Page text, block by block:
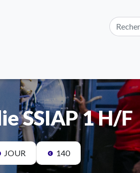
SSIAP 1 H/F
JOUR 140